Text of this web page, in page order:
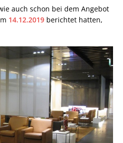
auch schon bei dem Angebot
14.12.2019 berichtet hatten,